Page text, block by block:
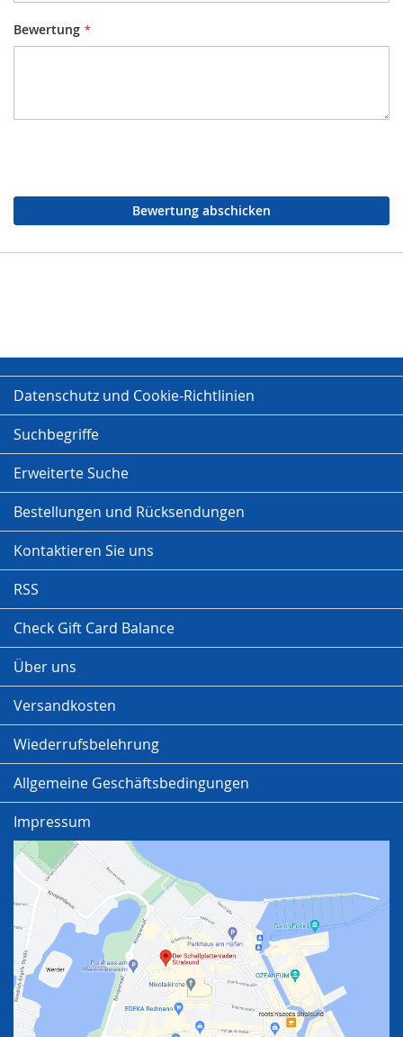
Bewertung
Bewertung abschicken
Datenschutz und Cookie-Richtlinien
Suchbegriffe
Erweiterte Suche
Bestellungen und Rücksendungen
Kontaktieren Sie uns
RSS
Check Gift Card Balance
Über uns
Versandkosten
Wiederrufsbelehrung
Allgemeine Geschäftsbedingungen
Impressum